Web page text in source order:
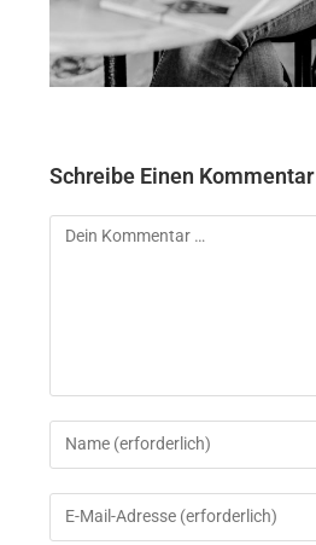
Schreibe Einen Kommentar